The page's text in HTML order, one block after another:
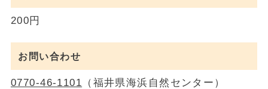
200円
お問い合わせ
0770-46-1101 （福井県海浜自然センター）